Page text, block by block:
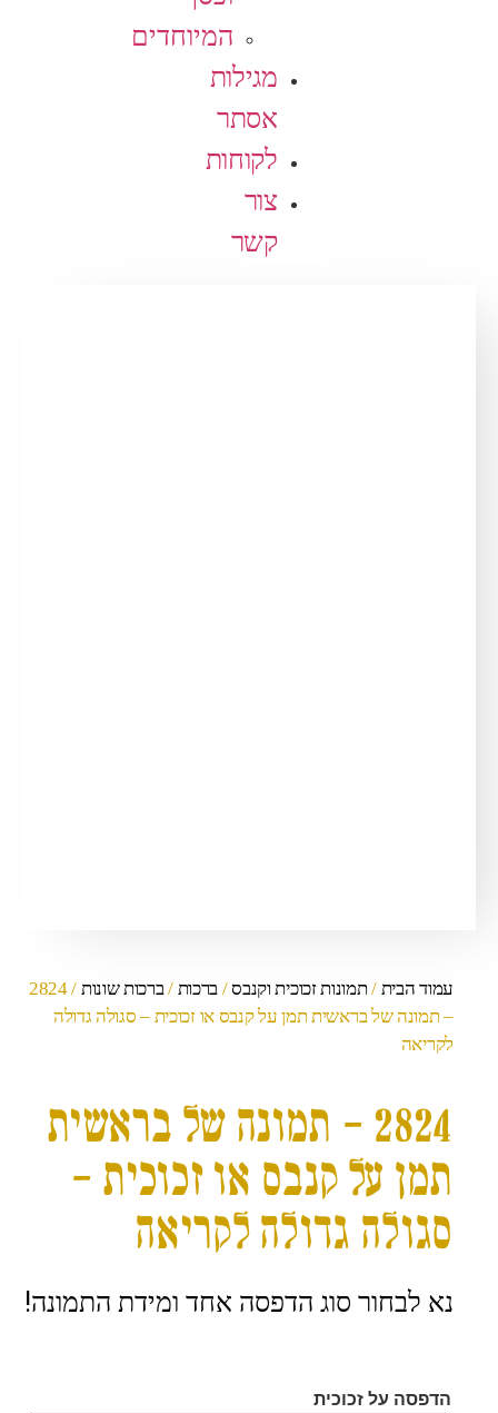
המיוחדים
מגילות
אסתר
לקוחות
צור
קשר
עמוד הבית /תמונות זכוכית וקנבס/ ברכות /ברכות שונות
/ 2824
– תמונה של בראשית תמן על קנבס או זכוכית – סגולה גדולה
לקריאה
2824 – תמונה של בראשית
תמן על קנבס או זכוכית –
סגולה גדולה לקריאה
נא לבחור סוג הדפסה אחד ומידת התמונה!
הדפסה על זכוכית